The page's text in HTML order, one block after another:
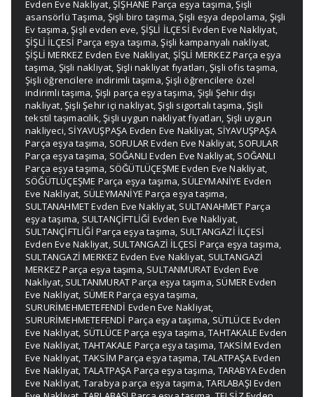
Evden Eve Nakliyat,ŞİŞHANE Parça eşya taşıma,Şişli
asansörlü Taşıma, Şişli biro taşıma,Şişli eşya depolama, Şişli
Ev taşıma,Şişli evden eve, ŞİŞLİ İLÇESİ Evden Eve Nakliyat,
ŞİŞLİ İLÇESİ Parça eşya taşıma,Şişli kampanyalı nakliyat,
ŞİŞLİ MERKEZ Evden Eve Nakliyat, ŞİŞLİ MERKEZ Parça eşya
taşıma, Şişli nakliyat, Şişli nakliyat fıyatları,Şişli ofis taşıma,
Şişli öğrencilere indirimli taşıma,Şişli öğrencilere özel
indirimli taşıma, Şişli parça eşya taşıma, Şişli Şehir dışı
nakliyat,Şişli Şehir içi nakliyat,Şişli sigortalı taşıma,Şişli
tekstil taşımacılık,Şişli uygun nakliyat fiyatları, Şişli uygun
nakliyeci, SİYAVUŞPAŞA Evden Eve Nakliyat, SİYAVUŞPAŞA
Parça eşya taşıma, SOFULAR Evden Eve Nakliyat, SOFULAR
Parça eşya taşıma, SOĞANLI Evden Eve Nakliyat, SOĞANLI
Parça eşya taşıma, SÖĞÜTLÜÇEŞME Evden Eve Nakliyat,
SÖĞÜTLÜÇEŞME Parça eşya taşıma, SÜLEYMANİYE Evden
Eve Nakliyat, SÜLEYMANİYE Parça eşya taşıma,
SULTANAHMET Evden Eve Nakliyat, SULTANAHMET Parça
eşya taşıma, SULTANÇİFTLİĞİ Evden Eve Nakliyat,
SULTANÇİFTLİĞİ Parça eşya taşıma, SULTANGAZİ İLÇESİ
Evden Eve Nakliyat, SULTANGAZİ İLÇESİ Parça eşya taşıma,
SULTANGAZİ MERKEZ Evden Eve Nakliyat, SULTANGAZİ
MERKEZ Parça eşya taşıma, SULTANMURAT Evden Eve
Nakliyat, SULTANMURAT Parça eşya taşıma, SÜMER Evden
Eve Nakliyat, SÜMER Parça eşya taşıma,
SURURİMEHMETEFENDİ Evden Eve Nakliyat,
SURURİMEHMETEFENDİ Parça eşya taşıma, SÜTLÜCE Evden
Eve Nakliyat, SÜTLÜCE Parça eşya taşıma,TAHTAKALE Evden
Eve Nakliyat, TAHTAKALE Parça eşya taşıma, TAKSİM Evden
Eve Nakliyat, TAKSİM Parça eşya taşıma,TALATPAŞA Evden
Eve Nakliyat, TALATPAŞA Parça eşya taşıma, TARABYA Evden
Eve Nakliyat, Tarabya parça eşya taşıma,TARLABAŞI Evden